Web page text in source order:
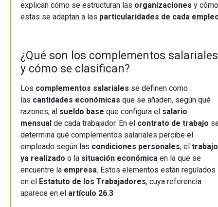
explican cómo se estructuran las organizaciones y cómo
estas se adaptan a las particularidades de cada
¿Qué son los complementos salariales
y cómo se clasifican?
Los complementos salariales se definen como
las cantidades económicas que se añaden, según qué
razones, al sueldo base que configura el salario
mensual de cada trabajador. En el contrato de trabajo
determina qué complementos salariales percibe el
empleado según las condiciones personales, el trabajo
ya realizado o la situación económica en la que se
encuentre la empresa. Estos elementos están regulados
en el Estatuto de los Trabajadores, cuya referencia
aparece en el artículo 26.3.